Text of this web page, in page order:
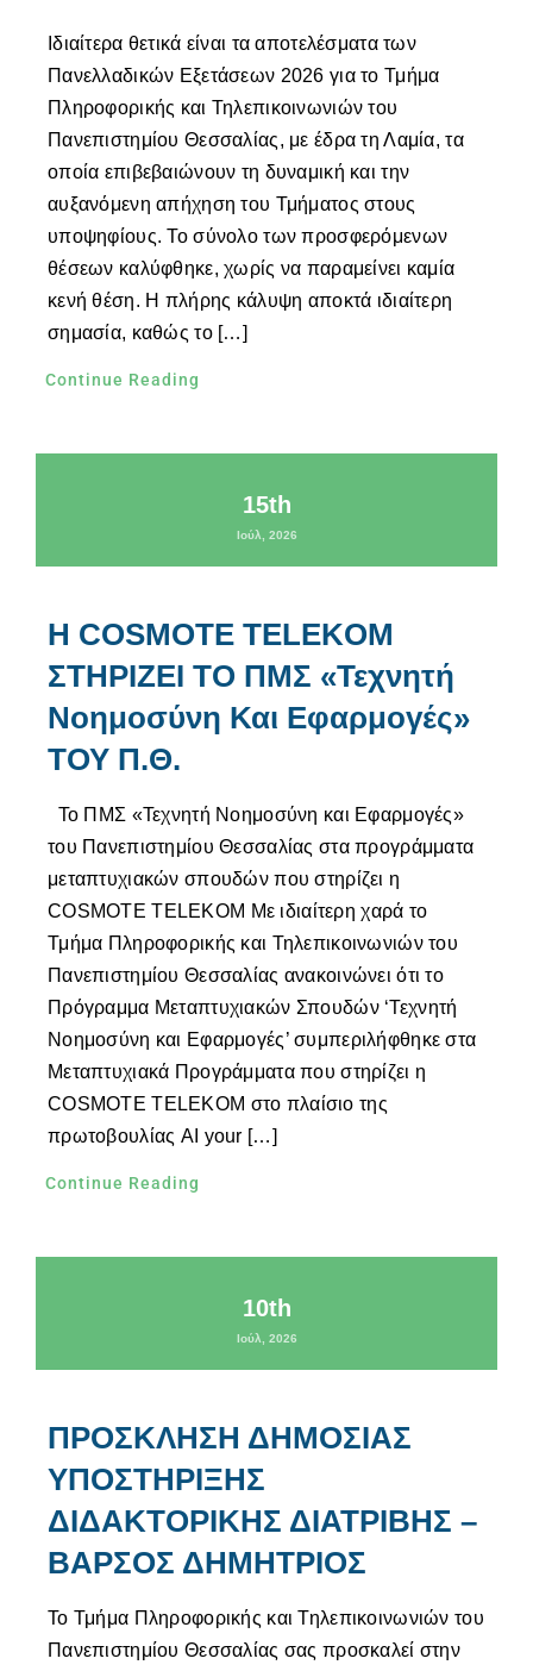
Ιδιαίτερα θετικά είναι τα αποτελέσματα των
Πανελλαδικών Εξετάσεων 2026 για το Τμήμα
Πληροφορικής και Τηλεπικοινωνιών του
Πανεπιστημίου Θεσσαλίας, με έδρα τη Λαμία, τα
οποία επιβεβαιώνουν τη δυναμική και την
αυξανόμενη απήχηση του Τμήματος στους
υποψηφίους. Το σύνολο των προσφερόμενων
θέσεων καλύφθηκε, χωρίς να παραμείνει καμία
κενή θέση. Η πλήρης κάλυψη αποκτά ιδιαίτερη
σημασία, καθώς το […]
Continue Reading
15th
Ιούλ, 2026
Η COSMOTE TELEKOM
ΣΤΗΡΙΖΕΙ ΤΟ ΠΜΣ «Τεχνητή
Νοημοσύνη Και Εφαρμογές»
ΤΟΥ Π.Θ.
Το ΠΜΣ «Τεχνητή Νοημοσύνη και Εφαρμογές»
του Πανεπιστημίου Θεσσαλίας στα προγράμματα
μεταπτυχιακών σπουδών που στηρίζει η
COSMOTE TELEKOM Με ιδιαίτερη χαρά το
Τμήμα Πληροφορικής και Τηλεπικοινωνιών του
Πανεπιστημίου Θεσσαλίας ανακοινώνει ότι το
Πρόγραμμα Μεταπτυχιακών Σπουδών ‘Τεχνητή
Νοημοσύνη και Εφαρμογές’ συμπεριλήφθηκε στα
Μεταπτυχιακά Προγράμματα που στηρίζει η
COSMOTE TELEKOM στο πλαίσιο της
πρωτοβουλίας AI your […]
Continue Reading
10th
Ιούλ, 2026
ΠΡΟΣΚΛΗΣΗ ΔΗΜΟΣΙΑΣ
ΥΠΟΣΤΗΡΙΞΗΣ
ΔΙΔΑΚΤΟΡΙΚΗΣ ΔΙΑΤΡΙΒΗΣ –
ΒΑΡΣΟΣ ΔΗΜΗΤΡΙΟΣ
Το Τμήμα Πληροφορικής και Τηλεπικοινωνιών του
Πανεπιστημίου Θεσσαλίας σας προσκαλεί στην